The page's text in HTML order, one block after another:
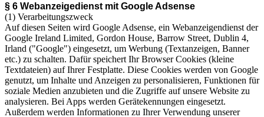
§ 6 Webanzeigedienst mit Google Adsense
(1) Verarbeitungszweck
Auf diesen Seiten wird Google Adsense, ein Webanzeigendienst der
Google Ireland Limited, Gordon House, Barrow Street, Dublin 4,
Irland ("Google") eingesetzt, um Werbung (Textanzeigen, Banner
etc.) zu schalten. Dafür speichert Ihr Browser Cookies (kleine
Textdateien) auf Ihrer Festplatte. Diese Cookies werden von Google
genutzt, um Inhalte und Anzeigen zu personalisieren, Funktionen für
soziale Medien anzubieten und die Zugriffe auf unsere Website zu
analysieren. Bei Apps werden Gerätekennungen eingesetzt.
Außerdem werden Informationen zu Ihrer Verwendung unserer